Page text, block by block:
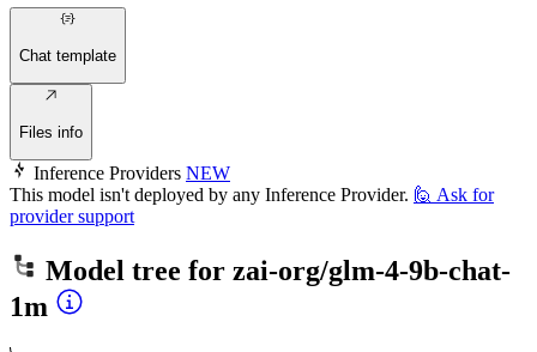
Chat template
Files info
Inference Providers NEW
This model isn't deployed by any Inference Provider. 🙋 Ask for
provider support
Model tree for zai-org/glm-4-9b-chat-
1m